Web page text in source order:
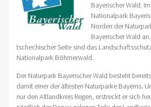
Bayerischer Wald.
Nationalpark
Norden der
Bayerischer Wald
tschechischer Seite sind das
Nationalpark Böhmerwald.
Der Naturpark Bayerischer Wald besteht
damit einer der ältesten Naturparke Bayerns.
nur den Altlandkreis Regen, erstreckt er sich